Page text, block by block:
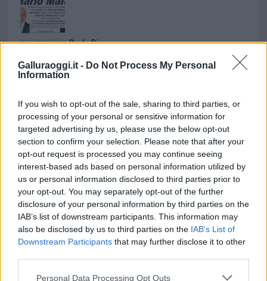
Galluraoggi.it - Do Not Process My Personal
Information
If you wish to opt-out of the sale, sharing to third parties, or
processing of your personal or sensitive information for
targeted advertising by us, please use the below opt-out
section to confirm your selection. Please note that after your
opt-out request is processed you may continue seeing
interest-based ads based on personal information utilized by
us or personal information disclosed to third parties prior to
your opt-out. You may separately opt-out of the further
disclosure of your personal information by third parties on the
IAB’s list of downstream participants. This information may
also be disclosed by us to third parties on the IAB’s List of
Downstream Participants that may further disclose it to other
Please note that this website/app uses one or more Google
Personal Data Processing Opt Outs
Paolo Pinna
I nostri cari
I nostri cari
I nostri cari